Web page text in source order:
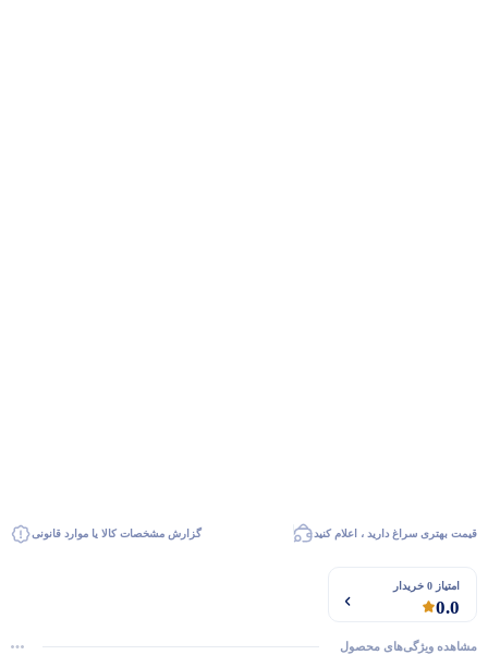
قیمت بهتری سراغ دارید ، اعلام کنید گزارش مشخصات کالا یا موارد قانونی
امتیاز 0 خریدار
0.0
مشاهده ویژگی‌های محصول